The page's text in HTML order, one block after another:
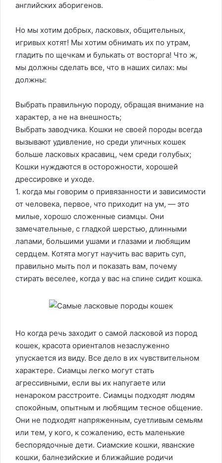
английских аборигенов.
Но мы хотим добрых, ласковых, общительных,
игривых котят! Мы хотим обнимать их по утрам,
гладить по щечкам и булькать от восторга! Что ж,
мы должны сделать все, что в наших силах: мы
должны:
Выбрать правильную породу, обращая внимание на
характер, а не на внешность;
Выбрать заводчика. Кошки не своей породы всегда
вызывают удивление, но среди уличных кошек
больше ласковых красавиц, чем среди голубых;
Кошки нуждаются в осторожности, хорошей
дрессировке и уходе.
1. когда мы говорим о привязанности и зависимости
от человека, первое, что приходит на ум, — это
милые, хорошо сложенные сиамцы. Они
замечательные, с гладкой шерстью, длинными
лапами, большими ушами и глазами и любящим
сердцем. Котята могут научить вас варить суп,
правильно мыть пол и показать вам, почему
стирать веселее, когда у вас на спине сидит кошка.
Но когда речь заходит о самой ласковой из пород
кошек, красота ориенталов незаслуженно
упускается из виду. Все дело в их чувствительном
характере. Сиамцы легко могут стать
агрессивными, если вы их напугаете или
ненароком расстроите. Сиамцы подходят людям
спокойным, опытным и любящим тесное общение.
Они не подходят напряженным, суетливым семьям
или тем, у кого, к сожалению, есть маленькие
беспорядочные дети. Сиамские кошки, яванские
кошки, балнезийские и ближайшие родичи